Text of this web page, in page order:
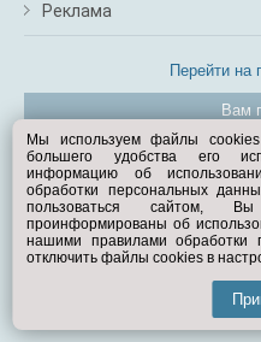
Реклама
Перейти на
Вам
©
Мы используем файлы
большего удобства его
информацию об
обработки персональных
пользоваться сайтом,
проинформированы об
нашими правилами
отключить файлы cookies в